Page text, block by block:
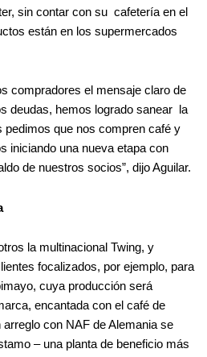
sin contar con su cafetería en el
están en los supermercados
compradores el mensaje claro de
deudas, hemos logrado sanear la
pedimos que nos compren café y
iniciando una nueva etapa con
de nuestros socios”, dijo Aguilar.
la multinacional Twing, y
focalizados, por ejemplo, para
cuya producción será
encantada con el café de
con NAF de Alemania se
– una planta de beneficio más